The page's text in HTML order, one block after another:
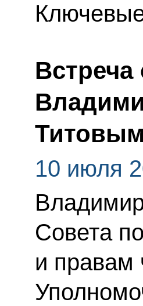
Титовым
10 июля
Совета
и правам